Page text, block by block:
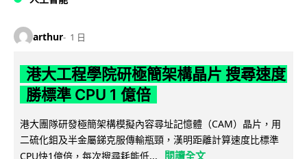
arthur 1 日
港大工程學院研極簡架構晶片 搜尋速度
勝標準 CPU 1 億倍
港大團隊研發極簡架構模擬內容尋址記憶體（CAM）晶片，用
二硫化鉬及半金屬銻克服傳輸瓶頸，漢明距離計算速度比標準
CPU快1億倍，每次搜尋耗能低...
閱讀全文